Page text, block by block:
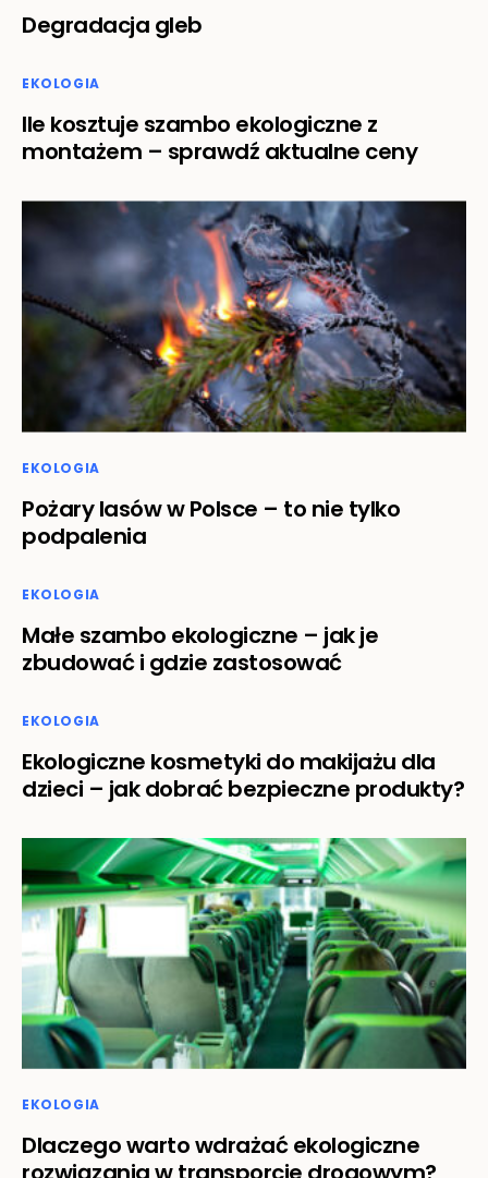
Degradacja gleb
EKOLOGIA
Ile kosztuje szambo ekologiczne z
montażem – sprawdź aktualne ceny
EKOLOGIA
Pożary lasów w Polsce – to nie tylko
podpalenia
EKOLOGIA
Małe szambo ekologiczne – jak je
zbudować i gdzie zastosować
EKOLOGIA
Ekologiczne kosmetyki do makijażu dla
dzieci – jak dobrać bezpieczne produkty?
EKOLOGIA
Dlaczego warto wdrażać ekologiczne